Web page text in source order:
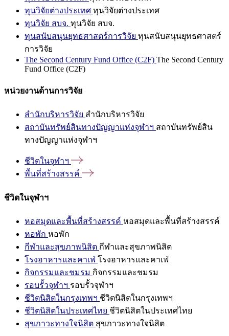
ทุนวิจัยต่างประเทศ ทุนวิจัยต่างประเทศ
ทุนวิจัย สบจ. ทุนวิจัย สบจ.
ทุนสนับสนุนยุทธศาสตร์การวิจัย ทุนสนับสนุนยุทธศาสตร์
การวิจัย
The Second Century Fund Office (C2F) The Second Century
Fund Office (C2F)
หน่วยงานด้านการวิจัย
สำนักบริหารวิจัย สำนักบริหารวิจัย
สถาบันทรัพย์สินทางปัญญาแห่งจุฬาฯ สถาบันทรัพย์สิน
ทางปัญญาแห่งจุฬาฯ
ชีวิตในจุฬาฯ
พื้นที่สร้างสรรค์
ชีวิตในจุฬาฯ
หอสมุดและพื้นที่สร้างสรรค์ หอสมุดและพื้นที่สร้างสรรค์
หอพัก หอพัก
กีฬาและสุขภาพนิสิต กีฬาและสุขภาพนิสิต
โรงอาหารและคาเฟ่ โรงอาหารและคาเฟ่
กิจกรรมและชมรม กิจกรรมและชมรม
รอบรั้วจุฬาฯ รอบรั้วจุฬาฯ
ชีวิตนิสิตในกรุงเทพฯ ชีวิตนิสิตในกรุงเทพฯ
ชีวิตนิสิตในประเทศไทย ชีวิตนิสิตในประเทศไทย
สุขภาวะทางใจนิสิต สุขภาวะทางใจนิสิต